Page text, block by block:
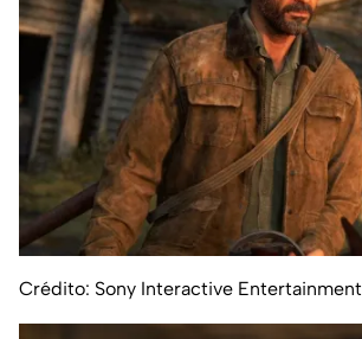
Crédito: Sony Interactive Entertainment